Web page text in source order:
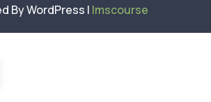
By WordPress | lmscourse